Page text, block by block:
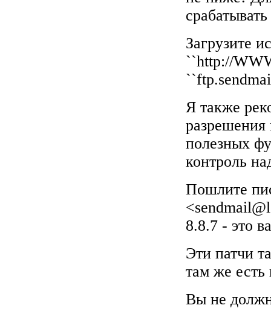
Загрузите
``http://
Я также
разрешения
полезных
контроль
Пошлите
<
8.8.7 - это
Эти патчи
там же
Вы не